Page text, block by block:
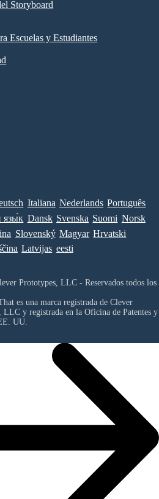
Storyboard
Escuelas y Estudiantes
Italiana Nederlands Português
язы́к Dansk Svenska Suomi Norsk
Slovenský Magyar Hrvatski
Latvijas eesti
Prototypes, LLC - Reservados todos los
es una marca registrada de Clever
LLCy registrada en la Oficina de Patentes y
UU.